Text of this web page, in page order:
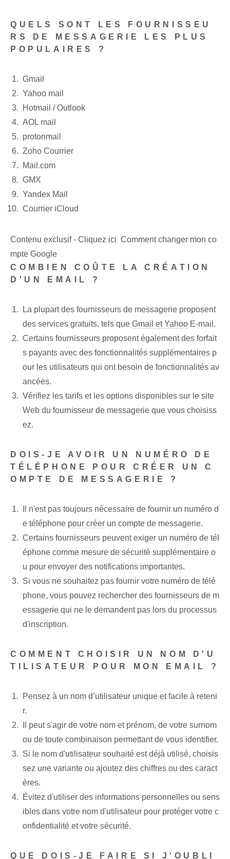
QUELS SONT LES FOURNISSEU
RS DE MESSAGERIE LES PLUS
POPULAIRES ?
Gmail
Yahoo mail
Hotmail / Outlook
AOL mail
protonmail
Zoho Courrier
Mail.com
GMX
Yandex Mail
Courrier iCloud
Contenu exclusif - Cliquez ici Comment changer mon co
mpte Google
COMBIEN COÛTE LA CRÉATION
D'UN EMAIL ?
La plupart des fournisseurs de messagerie proposent
des services gratuits, tels que Gmail et Yahoo E-mail.
Certains fournisseurs proposent également des forfait
s payants avec des ⁢fonctionnalités supplémentaires⁤ p
our les utilisateurs qui ont besoin de fonctionnalités av
ancées.
Vérifiez les tarifs et les options disponibles sur le site
Web du fournisseur de messagerie que vous choisiss
ez.
DOIS-JE AVOIR UN NUMÉRO DE
TÉLÉPHONE POUR CRÉER UN C
OMPTE DE MESSAGERIE ?
Il n'est pas toujours nécessaire de fournir⁢ un numéro d
e téléphone pour créer un compte de messagerie.
Certains fournisseurs peuvent exiger un numéro de tél
éphone comme mesure de sécurité supplémentaire o
u pour envoyer des notifications importantes.
Si vous ne souhaitez pas fournir votre numéro de télé
phone, vous pouvez rechercher des fournisseurs de m
essagerie qui ne le demandent pas lors du processus
d'inscription.
COMMENT CHOISIR UN NOM D'U
TILISATEUR POUR MON EMAIL ?
Pensez à un nom d’utilisateur unique et facile à reteni
r.
Il peut s'agir de votre nom et prénom, de votre surnom
ou de toute combinaison permettant de vous identifier.
Si le nom d'utilisateur souhaité est déjà utilisé, choisis
sez une variante ou ajoutez des chiffres ou des caract
ères.
Évitez d'utiliser des informations personnelles ou sens
ibles dans votre nom d'utilisateur pour protéger votre c
onfidentialité et votre sécurité.
QUE DOIS-JE FAIRE SI J'OUBLI